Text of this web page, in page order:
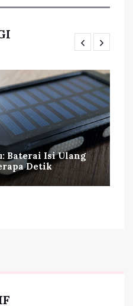
Baterai Isi Ulang
Detik